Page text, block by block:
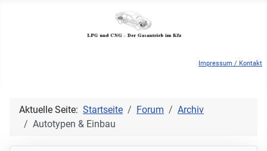
Impressum / Kontakt
Aktuelle Seite: Startseite Forum
Archiv
Autotypen & Einbau